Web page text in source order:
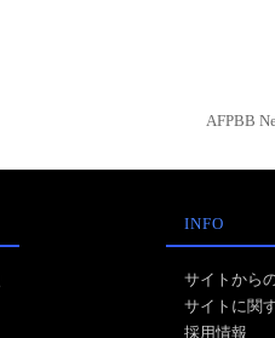
AFPBB
INFO
サイトから
サイトに関
採用情報